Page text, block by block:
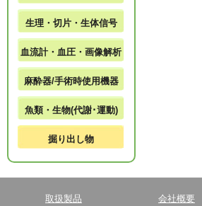
生理・切片・生体信号
血流計・血圧・画像解析
麻酔器/手術時使用機器
魚類・生物(代謝･運動)
掘り出し物
取扱製品 会社概要